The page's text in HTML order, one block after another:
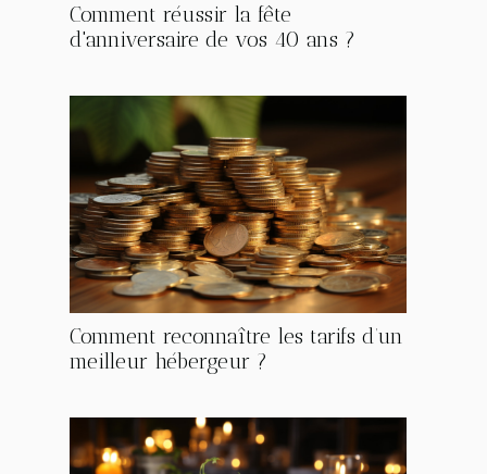
Comment réussir la fête
d'anniversaire de vos 40 ans ?
Comment reconnaître les tarifs d’un
meilleur hébergeur ?